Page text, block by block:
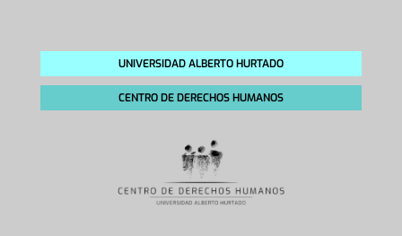
UNIVERSIDAD ALBERTO HURTADO
CENTRO DE DERECHOS HUMANOS